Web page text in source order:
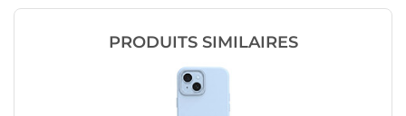
PRODUITS SIMILAIRES